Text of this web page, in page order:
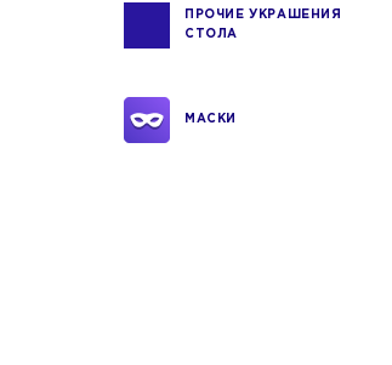
ПРОЧИЕ УКРАШЕНИЯ
СТОЛА
МАСКИ